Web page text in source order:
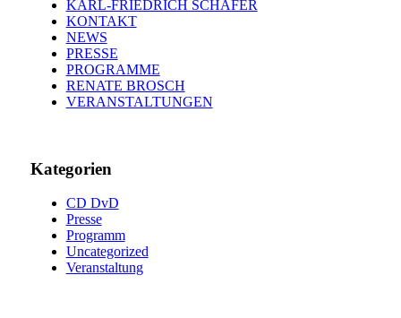
KARL-FRIEDRICH SCHÄFER
KONTAKT
NEWS
PRESSE
PROGRAMME
RENATE BROSCH
VERANSTALTUNGEN
Kategorien
CD DvD
Presse
Programm
Uncategorized
Veranstaltung